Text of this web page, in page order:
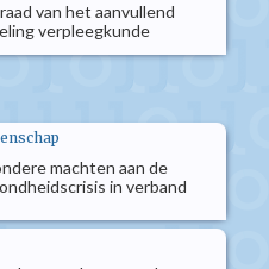
van het aanvullend
verpleegkunde
machten aan de
in verband